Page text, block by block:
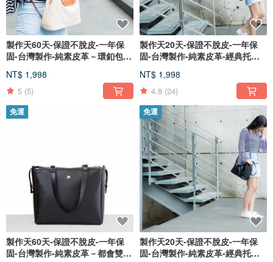
製作天60天-保證不脫皮-一年保
固-台灣製作-純素皮革－環釦包_
NT$ 1,998
5 (5)
製作天20天-保證不脫皮-一年保
固-台灣製作-純素皮革-經典托特
NT$ 1,998
4.8 (24)
免運
製作天60天-保證不脫皮-一年保
固-台灣製作-純素皮革－都會雙釦
免運
製作天20天-保證不脫皮-一年保
固-台灣製作-純素皮革-經典托特